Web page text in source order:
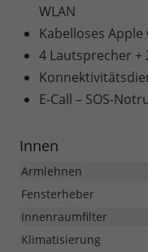
WLAN
Kabelloses
4 Lautsprecher +
E-Call – SOS-
Innen
Armlehnen
Fensterheber
Innenraumfilter
Klimatisierung